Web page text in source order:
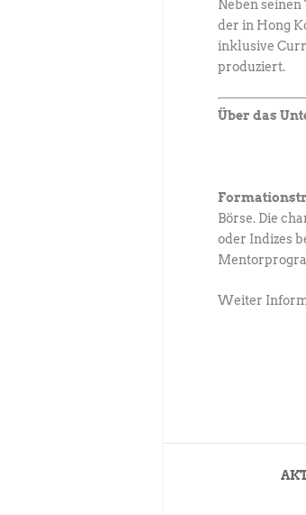
Neben
der in Hong
inklusive
produziert.
Über das
Börse. Die
oder Indizes
Weiter